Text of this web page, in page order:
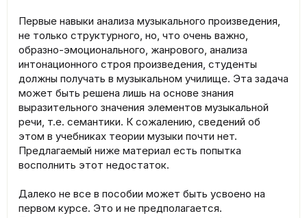
Первые навыки анализа музыкального произведения,
не только структурного, но, что очень важно,
образно-эмоционального, жанрового, анализа
интонационного строя произведения, студенты
должны получать в музыкальном училище. Эта задача
может быть решена лишь на основе знания
выразительного значения элементов музыкальной
речи, т.е. семантики. К сожалению, сведений об
этом в учебниках теории музыки почти нет.
Предлагаемый ниже материал есть попытка
восполнить этот недостаток.
Далеко не все в пособии может быть усвоено на
первом курсе. Это и не предполагается.